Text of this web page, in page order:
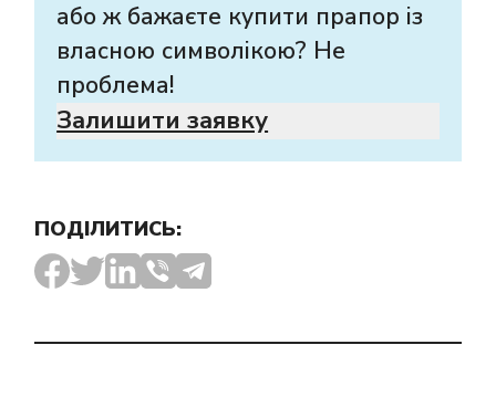
або ж бажаєте купити прапор із
власною символікою? Не
проблема!
Залишити заявку
ПОДІЛИТИСЬ: